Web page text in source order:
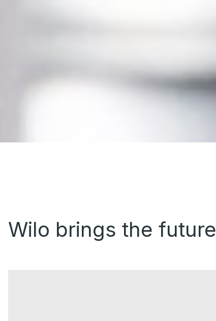
Wilo brings the future